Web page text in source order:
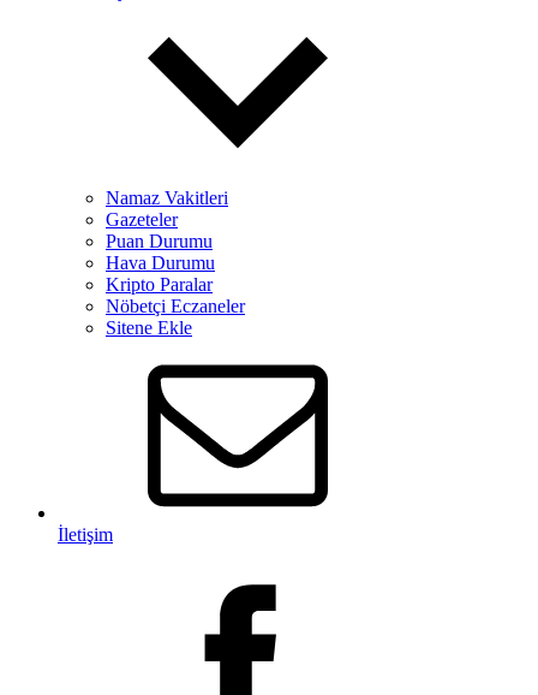
Namaz Vakitleri
Gazeteler
Puan Durumu
Hava Durumu
Kripto Paralar
Nöbetçi Eczaneler
Sitene Ekle
İletişim